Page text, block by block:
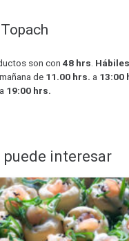
son con 48 hrs Hábiles
de 11.00 hrs. a 13:00
a 19:00 hrs.
puede interesar